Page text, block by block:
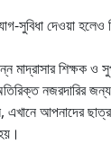
দেওয়া হলেও
মাদ্রাসার শিক্ষক
নজরদারির
এখানে আপনাদের